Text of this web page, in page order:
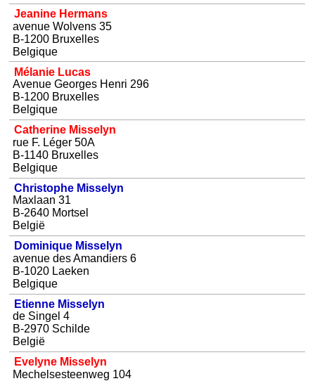
Jeanine Hermans
avenue Wolvens 35
B-1200 Bruxelles
Belgique
Mélanie Lucas
Avenue Georges Henri 296
B-1200 Bruxelles
Belgique
Catherine Misselyn
rue F. Léger 50A
B-1140 Bruxelles
Belgique
Christophe Misselyn
Maxlaan 31
B-2640 Mortsel
België
Dominique Misselyn
avenue des Amandiers 6
B-1020 Laeken
Belgique
Etienne Misselyn
de Singel 4
B-2970 Schilde
België
Evelyne Misselyn
Mechelsesteenweg 104